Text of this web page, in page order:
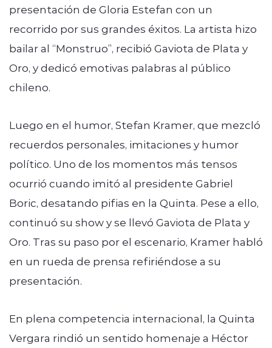
presentación de Gloria Estefan con un
recorrido por sus grandes éxitos. La artista hizo
bailar al “Monstruo”, recibió Gaviota de Plata y
Oro, y dedicó emotivas palabras al público
chileno.
Luego en el humor, Stefan Kramer, que mezcló
recuerdos personales, imitaciones y humor
político. Uno de los momentos más tensos
ocurrió cuando imitó al presidente Gabriel
Boric, desatando pifias en la Quinta. Pese a ello,
continuó su show y se llevó Gaviota de Plata y
Oro. Tras su paso por el escenario, Kramer habló
en un rueda de prensa refiriéndose a su
presentación.
En plena competencia internacional, la Quinta
Vergara rindió un sentido homenaje a Héctor